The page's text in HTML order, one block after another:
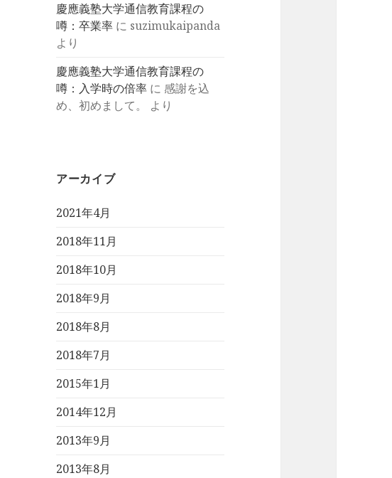
慶應義塾大学通信教育課程の
噂：卒業率 に suzimukaipanda
より
慶應義塾大学通信教育課程の
噂：入学時の倍率 に 感謝を込
め、初めまして。
より
アーカイブ
2021年4月
2018年11月
2018年10月
2018年9月
2018年8月
2018年7月
2015年1月
2014年12月
2013年9月
2013年8月